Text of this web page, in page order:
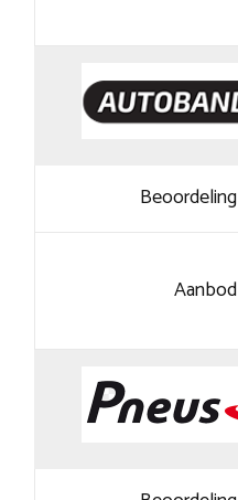
Beoordeling
Aanbod